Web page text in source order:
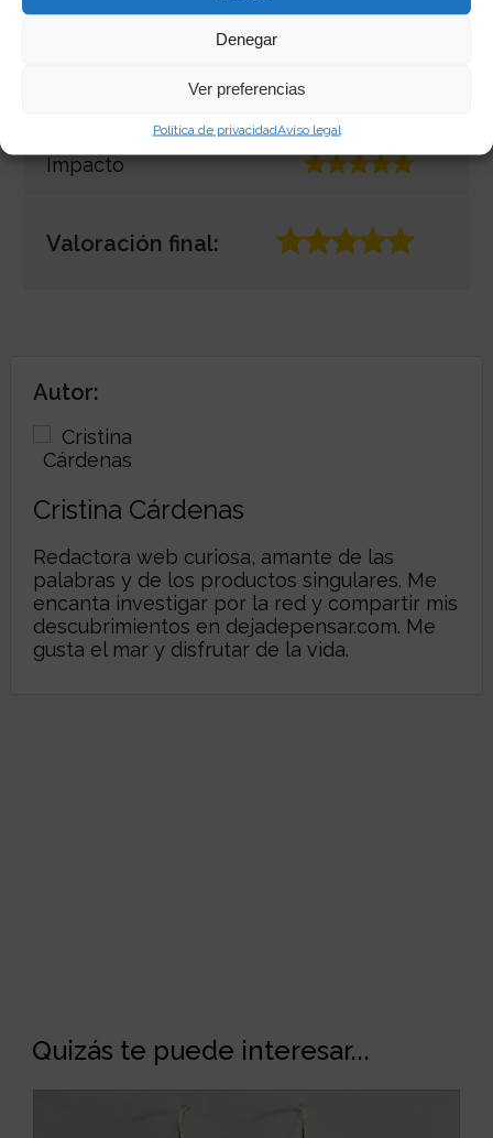
Denegar
Ver preferencias
Política de privacidadAviso legal
Impacto
Valoración final:
Autor:
Cristina Cárdenas
Redactora web curiosa, amante de las
palabras y de los productos singulares. Me
encanta investigar por la red y compartir mis
descubrimientos en dejadepensar.com. Me
gusta el mar y disfrutar de la vida.
Quizás te puede interesar...